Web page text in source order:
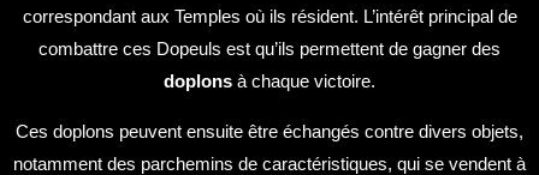
correspondant aux Temples où ils résident. L’intérêt principal de
combattre ces Dopeuls est qu’ils permettent de gagner des
doplons à chaque victoire.
Ces doplons peuvent ensuite être échangés contre divers objets,
notamment des parchemins de caractéristiques, qui se vendent à